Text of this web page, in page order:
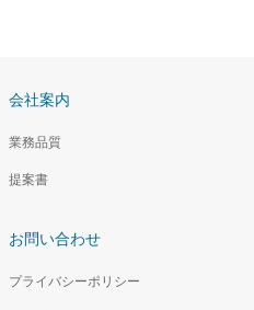
会社案内
業務品質
提案書
お問い合わせ
プライバシーポリシー